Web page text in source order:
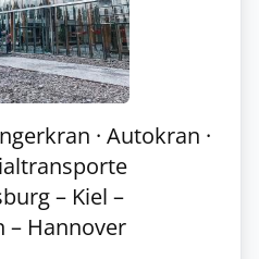
· Autokran ·
– Kiel –
– Hannover